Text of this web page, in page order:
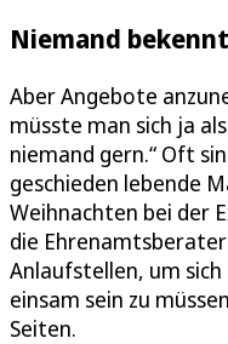
Niemand
Aber Angebote
müsste man sich ja
niemand gern.“ Oft
geschieden lebende
Weihnachten bei der
die
Anlaufstellen, um
einsam sein zu
Seiten.